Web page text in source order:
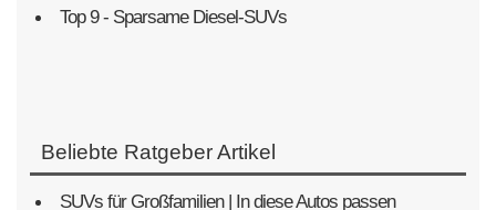
Top 9 - Sparsame Diesel-SUVs
Beliebte Ratgeber Artikel
SUVs für Großfamilien | In diese Autos passen